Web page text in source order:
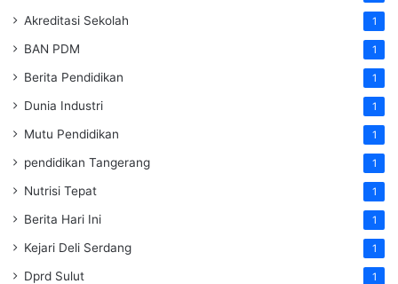
Akreditasi Sekolah 1
BAN PDM 1
Berita Pendidikan 1
Dunia Industri 1
Mutu Pendidikan 1
pendidikan Tangerang 1
Nutrisi Tepat 1
Berita Hari Ini 1
Kejari Deli Serdang 1
Dprd Sulut 1